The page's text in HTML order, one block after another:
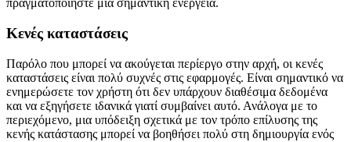
πραγματικά έγκυρη. Θα πρέπει να χειρίζονται μόνο μικρές εργασίες
παράδειγμα, επαναφέρετε τις μη αποθηκευμένες αλλαγές ή
Κενές καταστάσεις
Παρόλο που μπορεί να ακούγεται περίεργο στην αρχή, οι κενές
καταστάσεις είναι πολύ συχνές στις εφαρμογές. Είναι σημαντικό να
ενημερώσετε τον χρήστη ότι δεν υπάρχουν διαθέσιμα δεδομένα